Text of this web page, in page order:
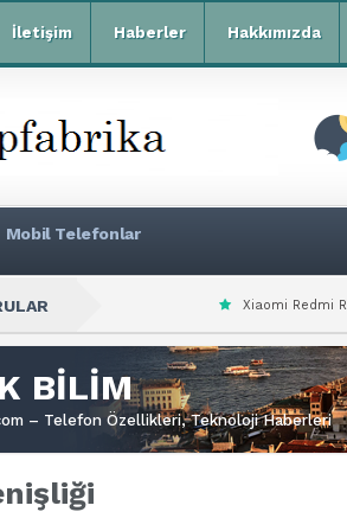
İletişim Haberler Hakkımızda
Mobil Telefonlar
Xiaomi Redmi R70m Teknik
BİLİM
– Telefon Özellikleri, Teknoloji Haberleri